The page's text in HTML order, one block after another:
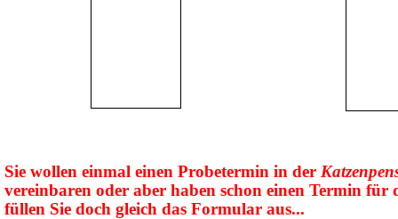
Sie wollen einmal einen Probetermin in der
vereinbaren oder aber haben schon einen Termin für
füllen Sie doch gleich das Formular aus...